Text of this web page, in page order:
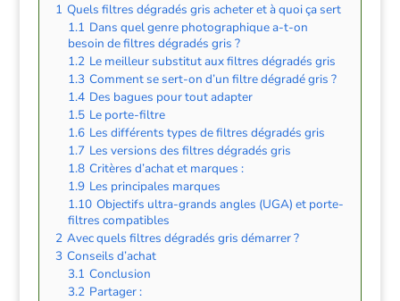
1 Quels filtres dégradés gris acheter et à quoi ça sert
1.1 Dans quel genre photographique a-t-on
besoin de filtres dégradés gris ?
1.2 Le meilleur substitut aux filtres dégradés gris
1.3 Comment se sert-on d’un filtre dégradé gris ?
1.4 Des bagues pour tout adapter
1.5 Le porte-filtre
1.6 Les différents types de filtres dégradés gris
1.7 Les versions des filtres dégradés gris
1.8 Critères d’achat et marques :
1.9 Les principales marques
1.10 Objectifs ultra-grands angles (UGA) et porte-
filtres compatibles
2 Avec quels filtres dégradés gris démarrer ?
3 Conseils d’achat
3.1 Conclusion
3.2 Partager :